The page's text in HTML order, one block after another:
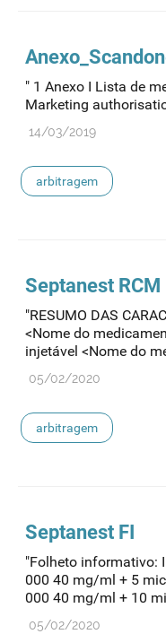
" 1 Anexo I Lista de
Marketing
14/03/2019
arbitragem
Septanest RCM
"RESUMO DAS
<Nome do
injetável <Nome do
05/02/2020
arbitragem
Septanest FI
"Folheto informativo:
000 40 mg/ml + 5
000 40 mg/ml + 10
05/02/2020